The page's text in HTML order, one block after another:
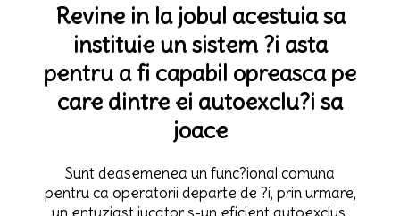
Revine in la jobul acestuia sa
instituie un sistem ?i asta
pentru a fi capabil opreasca pe
care dintre ei autoexclu?i sa
joace
Sunt deasemenea un func?ional comuna
pentru ca operatorii departe de ?i, prin urmare,